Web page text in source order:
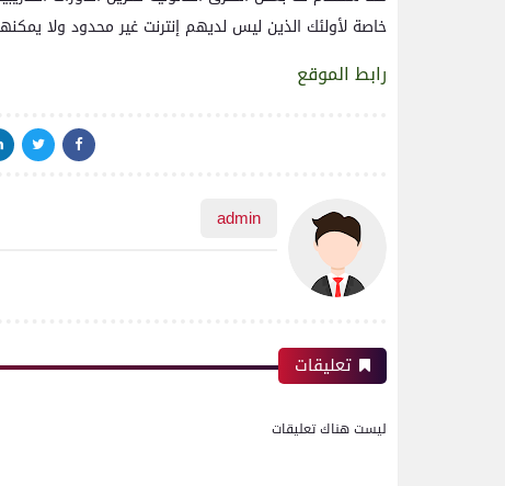
خاصة لأولئك الذين ليس لديهم إنترنت غير محدود ولا
رابط الموقع
admin
تعليقات
ليست هناك تعليقات